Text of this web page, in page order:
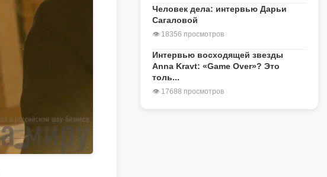
Человек дела: интервью Дарьи
Сагаловой
👁 18356 просмотров
Интервью восходящей звезды
Anna Kravt: «Game Over»? Это
толь...
👁 17688 просмотров